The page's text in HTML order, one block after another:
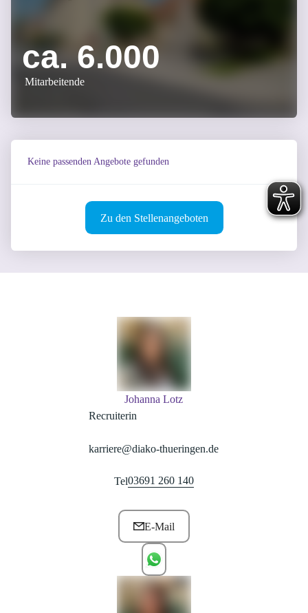
ca. 6.000
Mitarbeitende
Keine passenden Angebote gefunden
Zu den Stellenangeboten
Johanna Lotz
Recruiterin
karriere@diako-thueringen.de
Tel03691 260 140
E-Mail